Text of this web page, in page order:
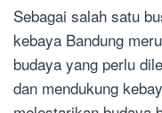
Sebagai salah satu
kebaya Bandung
budaya yang perlu
dan mendukung